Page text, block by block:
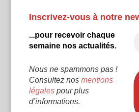
Inscrivez-vous à notre
...pour recevoir chaque
semaine nos actualités.
Nous ne spammons pas !
Consultez nos mentions
légalespour plus
d’informations.